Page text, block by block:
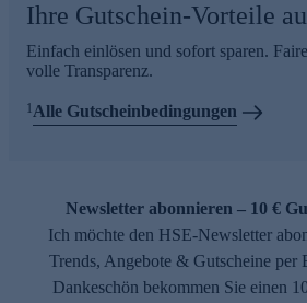
Ihre Gutschein-Vorteile
Einfach einlösen und sofort sparen.
volle Transparenz.
1 Alle Gutscheinbedingungen
Newsletter abonnieren – 10 €
Ich möchte den HSE-Newsletter
Trends, Angebote & Gutscheine per
Dankeschön bekommen Sie einen